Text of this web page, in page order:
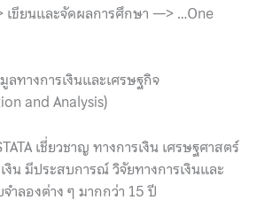
เขียนและจัดผลการศึกษา —> …One
ลทางการเงินและเศรษฐกิจ
and Analysis)
เชี่ยวชาญ ทางการเงิน เศรษฐศาสตร์
งิน มีประสบการณ์ วิจัยทางการเงินและ
ำลองต่าง ๆ มากกว่า 15 ปี